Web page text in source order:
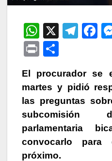
W
h
at
s
A
p
p
X
T
gr
a
m
F
e
b
o
o
k
P
nt m
p
ar
tir
El procurador se
martes y pidió
las preguntas
subcomisión
parlamentaria
convocarlo
próximo.